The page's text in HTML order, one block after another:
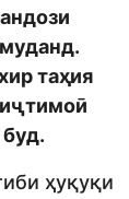
таҳия
ҳуқуқи